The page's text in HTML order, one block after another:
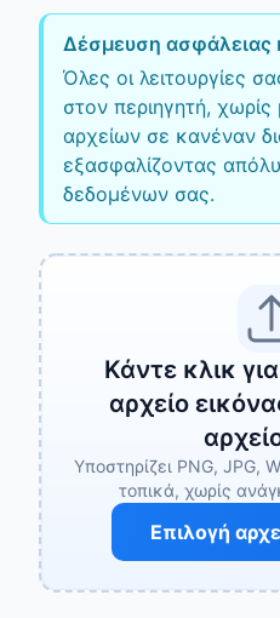
Δέσμευση ασφάλειας
Όλες οι λειτουργίες
στον περιηγητή,
αρχείων σε κανέναν
εξασφαλίζοντας
δεδομένων σας.
Κάντε κλικ
αρχείο
Υποστηρίζει PNG, JPG,
τοπικά, χωρίς
Επιλογή